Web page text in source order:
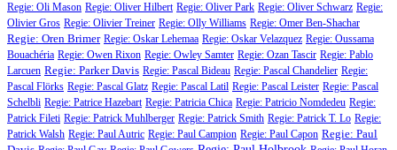
Regie: Oli Mason Regie: Oliver Hilbert Regie: Oliver Park Regie: Oliver Schwarz Regie:
Olivier Gros Regie: Olivier Treiner Regie: Olly Williams Regie: Omer Ben-Shachar
Regie: Oren Brimer Regie: Oskar Lehemaa Regie: Oskar Velazquez Regie: Oussama
Bouachéria Regie: Owen Rixon Regie: Owley Samter Regie: Ozan Tascir Regie: Pablo
Larcuen Regie: Parker Davis Regie: Pascal Bideau Regie: Pascal Chandelier Regie:
Pascal Flörks Regie: Pascal Glatz Regie: Pascal Latil Regie: Pascal Leister Regie: Pascal
Schelbli Regie: Patrice Hazebart Regie: Patricia Chica Regie: Patricio Nomdedeu Regie:
Patrick Fileti Regie: Patrick Muhlberger Regie: Patrick Smith Regie: Patrick T. Lo Regie:
Patrick Walsh Regie: Paul Autric Regie: Paul Campion Regie: Paul Capon Regie: Paul